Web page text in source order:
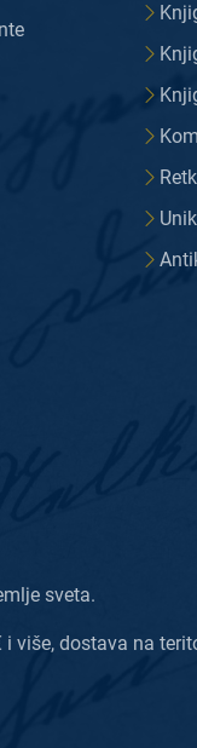
sveta.
više, dostava na